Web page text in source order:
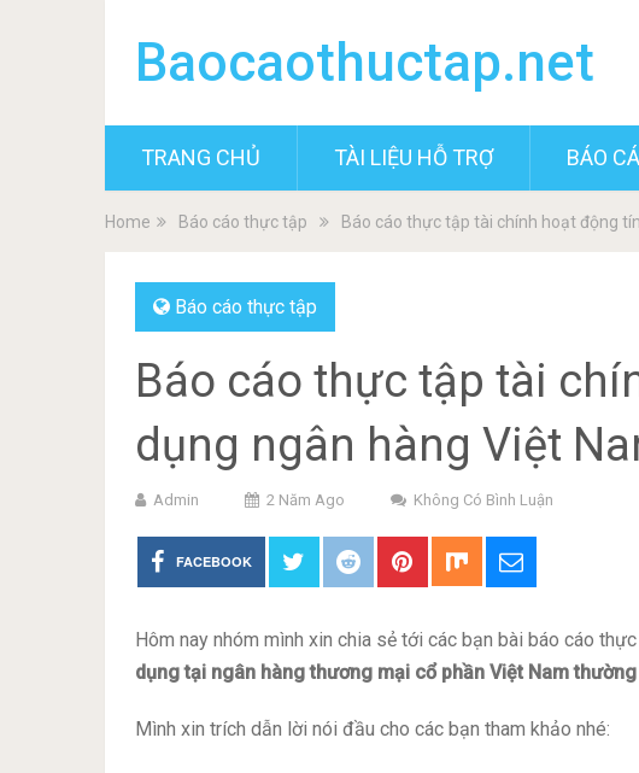
Baocaothuctap.net
TRANG CHỦ TÀI LIỆU HỖ TRỢ BÁO
Home Báo cáo thực tập Báo cáo thực tập tài chính hoạt động
Báo cáo thực tập
Báo cáo thực tập tài
dụng ngân hàng Việt
Admin 2 Năm Ago Không Có Bình Luận
FACEBOOK
Hôm nay nhóm mình xin chia sẻ tới các bạn bài báo cáo
dụng tại ngân hàng thương mại cổ phần Việt Nam
Mình xin trích dẫn lời nói đầu cho các bạn tham khảo nhé: